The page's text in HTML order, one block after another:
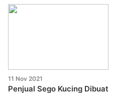
11 Nov 2021
Penjual Sego Kucing Dibuat